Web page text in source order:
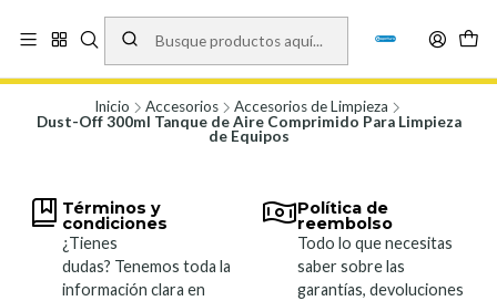
Vísita nuestro local en Los Agustinos 5478, Ñuñoa. Lunes a Viernes 9.30 a
19.00, Sábados 10:00 a 19:00 y Domingos de 10:00 a 17:00
Inicio Accesorios
Accesorios de Limpieza
Dust-Off 300ml Tanque de Aire Comprimido Para Limpieza
de Equipos
Términos y
condiciones
¿Tienes
dudas? Tenemos toda la
información clara en
Política de
reembolso
Todo lo que necesitas
saber sobre las
garantías, devoluciones